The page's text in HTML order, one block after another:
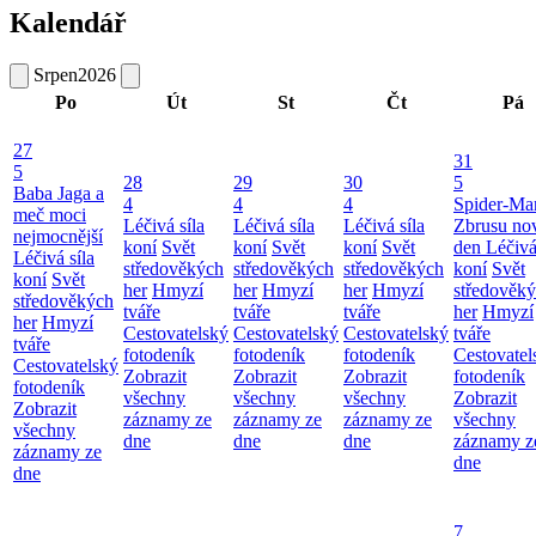
Kalendář
Srpen2026
Po
Út St Čt Pá
27
5
Baba Jaga a
meč moci
nejmocnější
Léčivá síla
koní Svět
středověkých
her Hmyzí
tváře
Cestovatelský
fotodeník
Zobrazit
všechny
záznamy ze
dne
28
4
Léčivá síla
koní Svět
středověkých
her Hmyzí
tváře
Cestovatelský
fotodeník
Zobrazit
všechny
záznamy ze
dne
29
4
Léčivá síla
koní Svět
středověkých
her Hmyzí
tváře
Cestovatelský
fotodeník
Zobrazit
všechny
záznamy ze
dne
30
4
Léčivá síla
koní Svět
středověkých
her Hmyzí
tváře
Cestovatelský
fotodeník
Zobrazit
všechny
záznamy ze
dne
31
5
Spider-
Zbrusu
den
koní Svět
her Hmyzí
tváře
fotodeník
Zobrazit
všechny
záznamy
dne
7